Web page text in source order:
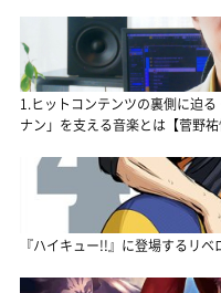
1.ヒットコンテンツの裏側に迫
ナン」を支える音楽とは【菅野祐
『ハイキュー!!』に登場するリベ